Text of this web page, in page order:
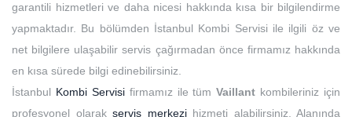
garantili hizmetleri ve daha nicesi hakkında kısa bir bilgilendirme
yapmaktadır. Bu bölümden İstanbul Kombi Servisi ile ilgili öz ve
net bilgilere ulaşabilir servis çağırmadan önce firmamız hakkında
en kısa sürede bilgi edinebilirsiniz.
İstanbul Kombi Servisi firmamız ile tümVaillant kombileriniz için
profesyonel olarak servis merkezihizmeti alabilirsiniz. Alanında